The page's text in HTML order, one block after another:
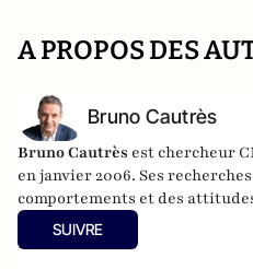
A PROPOS DES
Bruno Cautrès
Bruno Cautrès est chercheur
en janvier 2006. Ses
comportements et des
années récentes, il a participé
françaises ou européennes
SUIVRE